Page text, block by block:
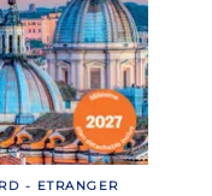
- ETRANGER